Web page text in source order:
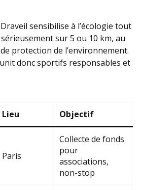
sensibilise à l’écologie tout
sur 5 ou 10 km, au
protection de l’environnement.
donc sportifs responsables et
Lieu Objectif
Paris
Collecte de fonds
pour
associations,
non-stop